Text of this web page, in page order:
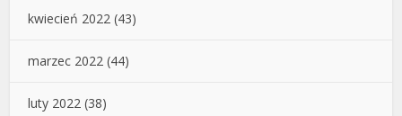
kwiecień 2022 (43)
marzec 2022 (44)
luty 2022 (38)